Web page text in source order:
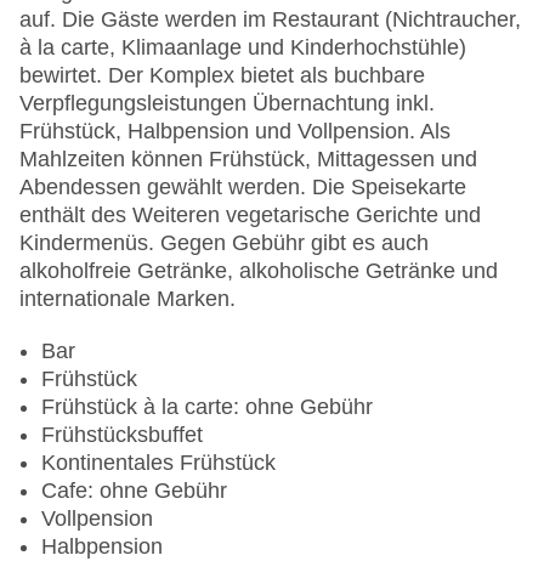
auf. Die Gäste werden im Restaurant (Nichtraucher,
à la carte, Klimaanlage und Kinderhochstühle)
bewirtet. Der Komplex bietet als buchbare
Verpflegungsleistungen Übernachtung inkl.
Frühstück, Halbpension und Vollpension. Als
Mahlzeiten können Frühstück, Mittagessen und
Abendessen gewählt werden. Die Speisekarte
enthält des Weiteren vegetarische Gerichte und
Kindermenüs. Gegen Gebühr gibt es auch
alkoholfreie Getränke, alkoholische Getränke und
internationale Marken.
Bar
Frühstück
Frühstück à la carte: ohne Gebühr
Frühstücksbuffet
Kontinentales Frühstück
Cafe: ohne Gebühr
Vollpension
Halbpension